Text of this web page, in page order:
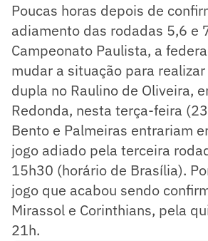
Poucas horas depois de
adiamento das rodadas 5,6 e
Campeonato Paulista, a
mudar a situação para
dupla no Raulino de Oliveira,
Redonda, nesta terça-feira
Bento e Palmeiras entrariam
jogo adiado pela terceira
15h30 (horário de Brasília).
jogo que acabou sendo
Mirassol e Corinthians, pela
21h.